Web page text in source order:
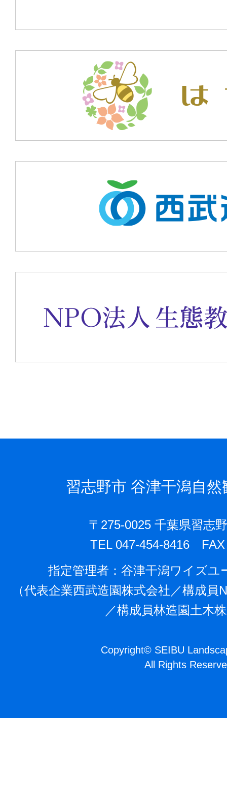
習志野市 谷津干潟自
〒275-0025 千葉県習志
TEL 047-454-8416 FAX
指定管理者：⾕津⼲潟ワイズユ
（代表企業⻄武造園株式会社／構成
／構成員林造園⼟⽊
Copyright©SEIBU
All Rights